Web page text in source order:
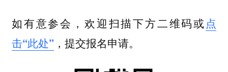
如有意参会， 欢迎扫描下方二维码或 点
击“此处” ， 提交报名申请。